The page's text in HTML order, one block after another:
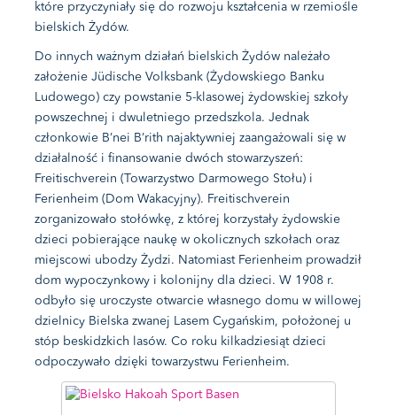
które przyczyniały się do rozwoju kształcenia w rzemiośle
bielskich Żydów.
Do innych ważnym działań bielskich Żydów należało
założenie Jüdische Volksbank (Żydowskiego Banku
Ludowego) czy powstanie 5-klasowej żydowskiej szkoły
powszechnej i dwuletniego przedszkola. Jednak
członkowie B’nei B’rith najaktywniej zaangażowali się w
działalność i finansowanie dwóch stowarzyszeń:
Freitischverein (Towarzystwo Darmowego Stołu) i
Ferienheim (Dom Wakacyjny). Freitischverein
zorganizowało stołówkę, z której korzystały żydowskie
dzieci pobierające naukę w okolicznych szkołach oraz
miejscowi ubodzy Żydzi. Natomiast Ferienheim prowadził
dom wypoczynkowy i kolonijny dla dzieci. W 1908 r.
odbyło się uroczyste otwarcie własnego domu w willowej
dzielnicy Bielska zwanej Lasem Cygańskim, położonej u
stóp beskidzkich lasów. Co roku kilkadziesiąt dzieci
odpoczywało dzięki towarzystwu Ferienheim.